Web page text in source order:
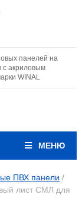
панелей на
с акриловым
WINAL
МЕНЮ
ПВХ панели /
лист СМЛ для